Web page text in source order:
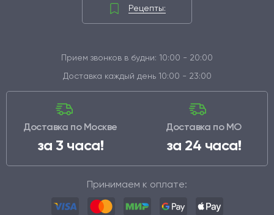
Рецепты:
Прием звонков в будни: 10:00 - 20:00
Доставка каждый день 10:00 - 23:00
Доставка по Москве
за 3 часа!
Доставка по МО
за 24 часа!
Принимаем к оплате: